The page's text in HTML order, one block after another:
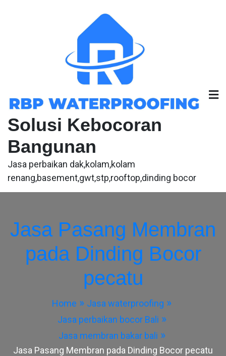
Solusi Kebocoran
Bangunan
Jasa perbaikan dak,kolam,kolam
renang,basement,gwt,stp,rooftop,dinding bocor
Jasa Pasang Membran
pada Dinding Bocor
pecatu
Home
Jasa waterproofing
Jasa perbaikan bocor Bali
Jasa membran bakar bali
Jasa Pasang Membran pada Dinding Bocor pecatu